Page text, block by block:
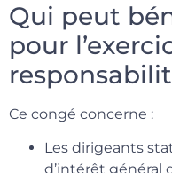
Qui peut
pour
Ce congé concerne :
Les dirigeants
d’intérêt général